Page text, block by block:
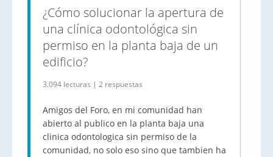
¿Cómo solucionar la apertura de
una clínica odontológica sin
permiso en la planta baja de un
edificio?
3.094 lecturas | 2 respuestas
Amigos del Foro, en mi comunidad han
abierto al publico en la planta baja una
clinica odontologica sin permiso de la
comunidad, no solo eso sino que tambien ha